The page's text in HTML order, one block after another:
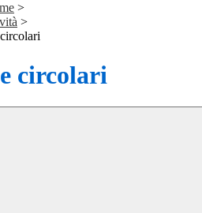
>
>
circolari